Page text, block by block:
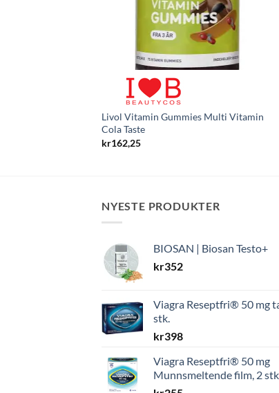
Livol Vitamin Gummies Multi Vitamin
Cola Taste
kr162,25
NYESTE PRODUKTER
BIOSAN | Biosan Testo+
kr352
Viagra Reseptfri® 50 mg
stk.
kr398
Viagra Reseptfri® 50 mg
Munnsmeltende film, 2